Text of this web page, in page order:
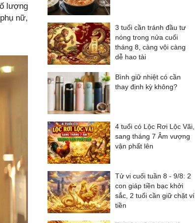
lượng
nữ,
3 tuổi cần tránh đầu tư
nóng trong nửa cuối
tháng 8, càng vội càng
dễ hao tài
Bình giữ nhiệt có cần
thay định kỳ không?
4 tuổi có Lộc Rơi Lộc Vãi,
sang tháng 7 Âm vượng
vận phất lên
Tử vi cuối tuần 8 - 9/8: 2
con giáp tiền bạc khởi
sắc, 2 tuổi cần giữ chặt ví
tiền